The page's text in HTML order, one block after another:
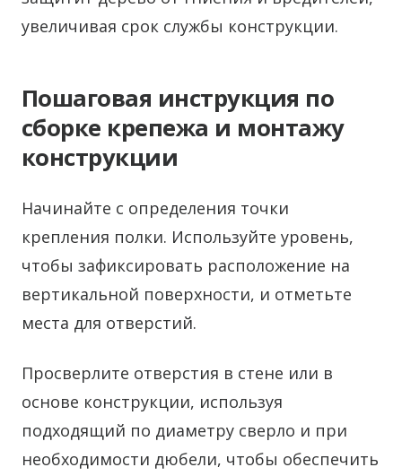
увеличивая срок службы конструкции.
Пошаговая инструкция по
сборке крепежа и монтажу
конструкции
Начинайте с определения точки
крепления полки. Используйте уровень,
чтобы зафиксировать расположение на
вертикальной поверхности, и отметьте
места для отверстий.
Просверлите отверстия в стене или в
основе конструкции, используя
подходящий по диаметру сверло и при
необходимости дюбели, чтобы обеспечить